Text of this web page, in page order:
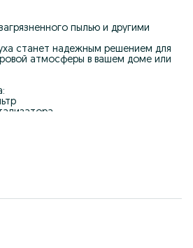
пылью и другими
станет надежным решением для
атмосферы в вашем доме или
фильтров :
Удаляет до 99% мелких